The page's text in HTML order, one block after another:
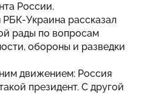
России.
РБК-Украина рассказал
рады по вопросам
обороны и разведки
движением: Россия
президент. С другой